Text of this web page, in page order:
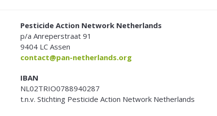
FOOTERPesticide Action Network Netherlands
p/a Anreperstraat 91
9404 LC Assen
contact@pan-netherlands.org
IBAN
NL02TRIO0788940287
t.n.v. Stichting Pesticide Action Network Netherlands